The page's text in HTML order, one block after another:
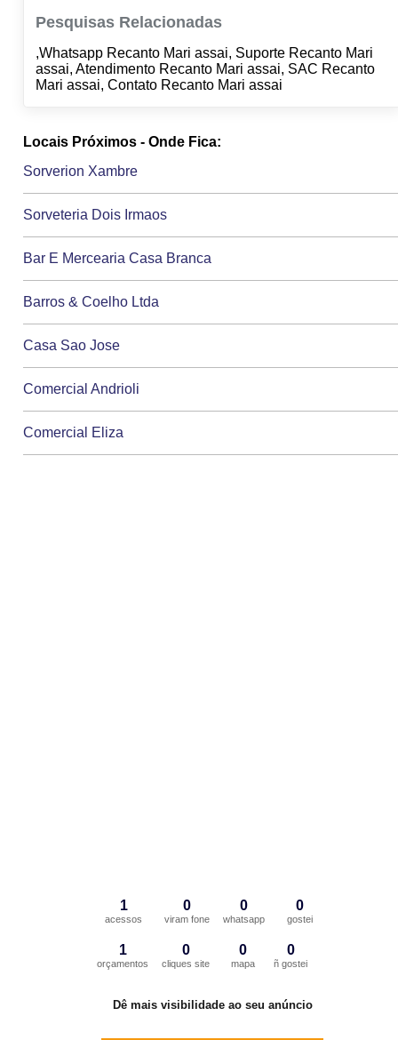
Pesquisas Relacionadas
,Whatsapp Recanto Mari assai, Suporte Recanto Mari
assai, Atendimento Recanto Mari assai, SAC Recanto
Mari assai, Contato Recanto Mari assai
Locais Próximos - Onde Fica:
Sorverion Xambre
Sorveteria Dois Irmaos
Bar E Mercearia Casa Branca
Barros & Coelho Ltda
Casa Sao Jose
Comercial Andrioli
Comercial Eliza
1
acessos
0
viram fone
0
whatsapp
0
gostei
1
orçamentos
0
cliques site
0
mapa
0
ñ gostei
Dê mais visibilidade ao seu anúncio